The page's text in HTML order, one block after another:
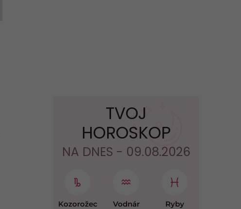
TVOJ
HOROSKOP
NA DNES - 09.08.2026
Kozorožec Vodnár Ryby